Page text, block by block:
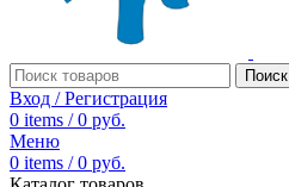
Поиск
Вход / Регистрация
0 items / 0 руб.
Меню
0 items / 0 руб.